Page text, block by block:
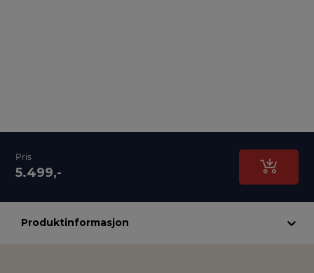
Pris
5.499,-
Produktinformasjon